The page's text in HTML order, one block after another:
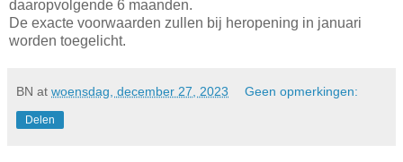
daaropvolgende 6 maanden.
De exacte voorwaarden zullen bij heropening in januari
worden toegelicht.
BN at woensdag, december 27, 2023 Geen opmerkingen:
Delen